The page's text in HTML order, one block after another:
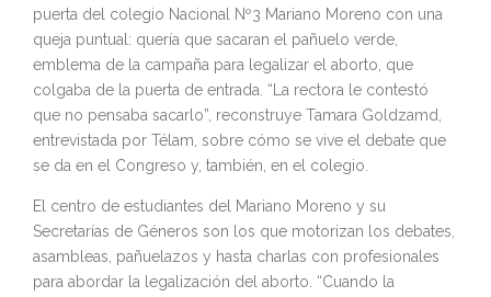
puerta del colegio Nacional Nº3 Mariano Moreno con una
queja puntual: quería que sacaran el pañuelo verde,
emblema de la campaña para legalizar el aborto, que
colgaba de la puerta de entrada. “La rectora le contestó
que no pensaba sacarlo”, reconstruye Tamara Goldzamd,
entrevistada por Télam, sobre cómo se vive el debate que
se da en el Congreso y, también, en el colegio.
El centro de estudiantes del Mariano Moreno y su
Secretarías de Géneros son los que motorizan los debates,
asambleas, pañuelazos y hasta charlas con profesionales
para abordar la legalización del aborto. “Cuando la